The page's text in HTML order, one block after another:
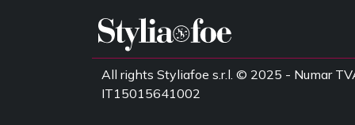
All rights Styliafoe s.r.l. © 2025 - Numar
IT15015641002